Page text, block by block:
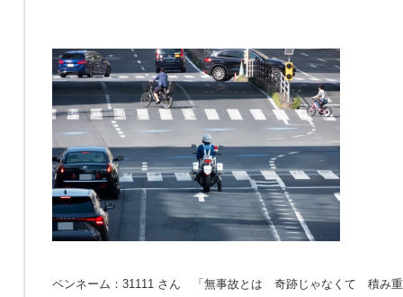
ペンネーム：31111 さん 「無事故とは 奇跡じゃなくて 積み